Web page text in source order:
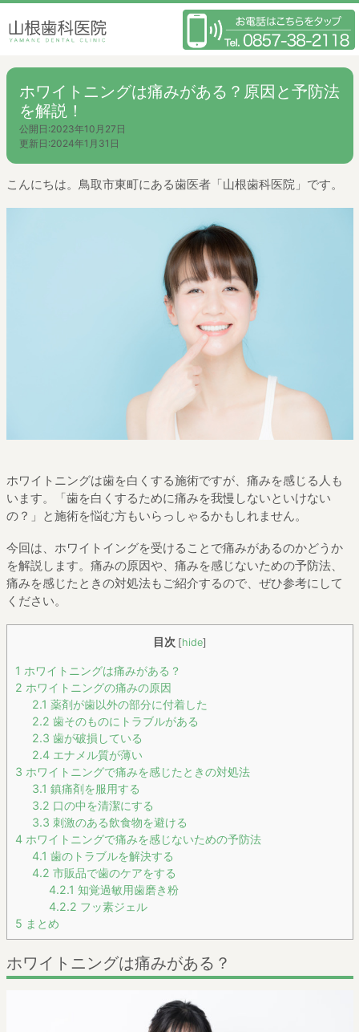
ホワイトニングは痛みがある？原因と予防法
を解説！
公開日:2023年10月27日
更新日:2024年1月31日
こんにちは。鳥取市東町にある歯医者「山根歯科医院」です。
ホワイトニングは歯を白くする施術ですが、痛みを感じる人も
います。「歯を白くするために痛みを我慢しないといけない
の？」と施術を悩む方もいらっしゃるかもしれません。
今回は、ホワイトイングを受けることで痛みがあるのかどうか
を解説します。痛みの原因や、痛みを感じないための予防法、
痛みを感じたときの対処法もご紹介するので、ぜひ参考にして
ください。
目次 [hide]
1 ホワイトニングは痛みがある？
2 ホワイトニングの痛みの原因
2.1 薬剤が歯以外の部分に付着した
2.2 歯そのものにトラブルがある
2.3 歯が破損している
2.4エナメル質が薄い
3 ホワイトニングで痛みを感じたときの対処法
3.1 鎮痛剤を服用する
3.2 口の中を清潔にする
3.3 刺激のある飲食物を避ける
4ホワイトニングで痛みを感じないための予防法
4.1 歯のトラブルを解決する
4.2 市販品で歯のケアをする
4.2.1 知覚過敏用歯磨き粉
4.2.2 フッ素ジェル
5 まとめ
ホワイトニングは痛みがある？